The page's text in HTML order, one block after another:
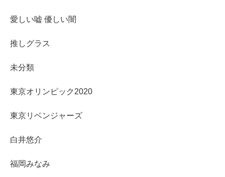
愛しい嘘 優しい闇
推しグラス
未分類
東京オリンピック2020
東京リベンジャーズ
白井悠介
福岡みなみ